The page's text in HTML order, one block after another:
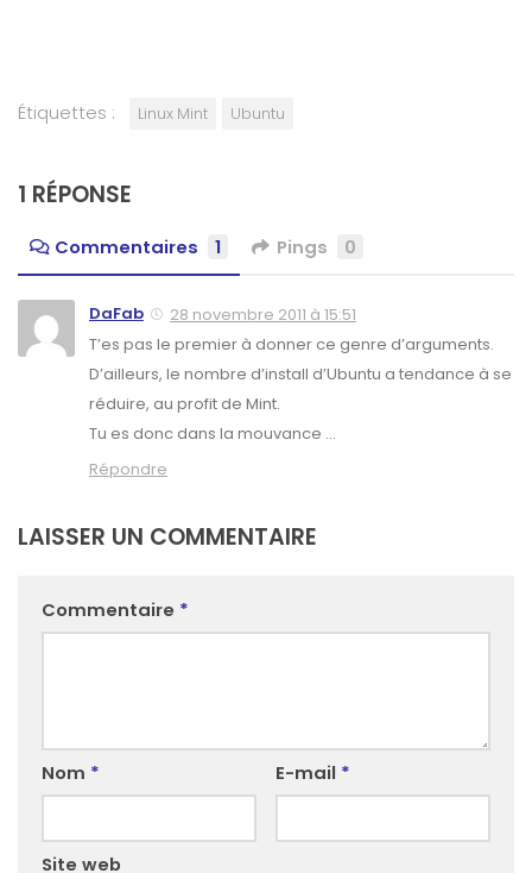
Étiquettes : Linux Mint Ubuntu
1 RÉPONSE
Commentaires 1 Pings 0
DaFab
28 novembre 2011 à 15:51
T’es pas le premier à donner ce genre d’arguments.
D’ailleurs, le nombre d’install d’Ubuntu a tendance à se
réduire, au profit de Mint.
Tu es donc dans la mouvance …
Répondre
LAISSER UN COMMENTAIRE
Commentaire *
Nom * E-mail *
Site web